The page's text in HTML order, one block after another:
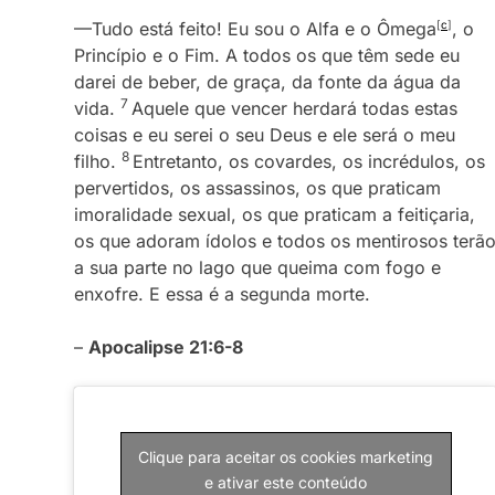
—Tudo está feito! Eu sou o Alfa e o Ômega[c], o
Princípio e o Fim. A todos os que têm sede eu
darei de beber, de graça, da fonte da água da
vida. 7 Aquele que vencer herdará todas estas
coisas e eu serei o seu Deus e ele será o meu
filho. 8 Entretanto, os covardes, os incrédulos, os
pervertidos, os assassinos, os que praticam
imoralidade sexual, os que praticam a feitiçaria,
os que adoram ídolos e todos os mentirosos terão
a sua parte no lago que queima com fogo e
enxofre. E essa é a segunda morte.
– Apocalipse 21:6-8
Clique para aceitar os cookies marketing
e ativar este conteúdo